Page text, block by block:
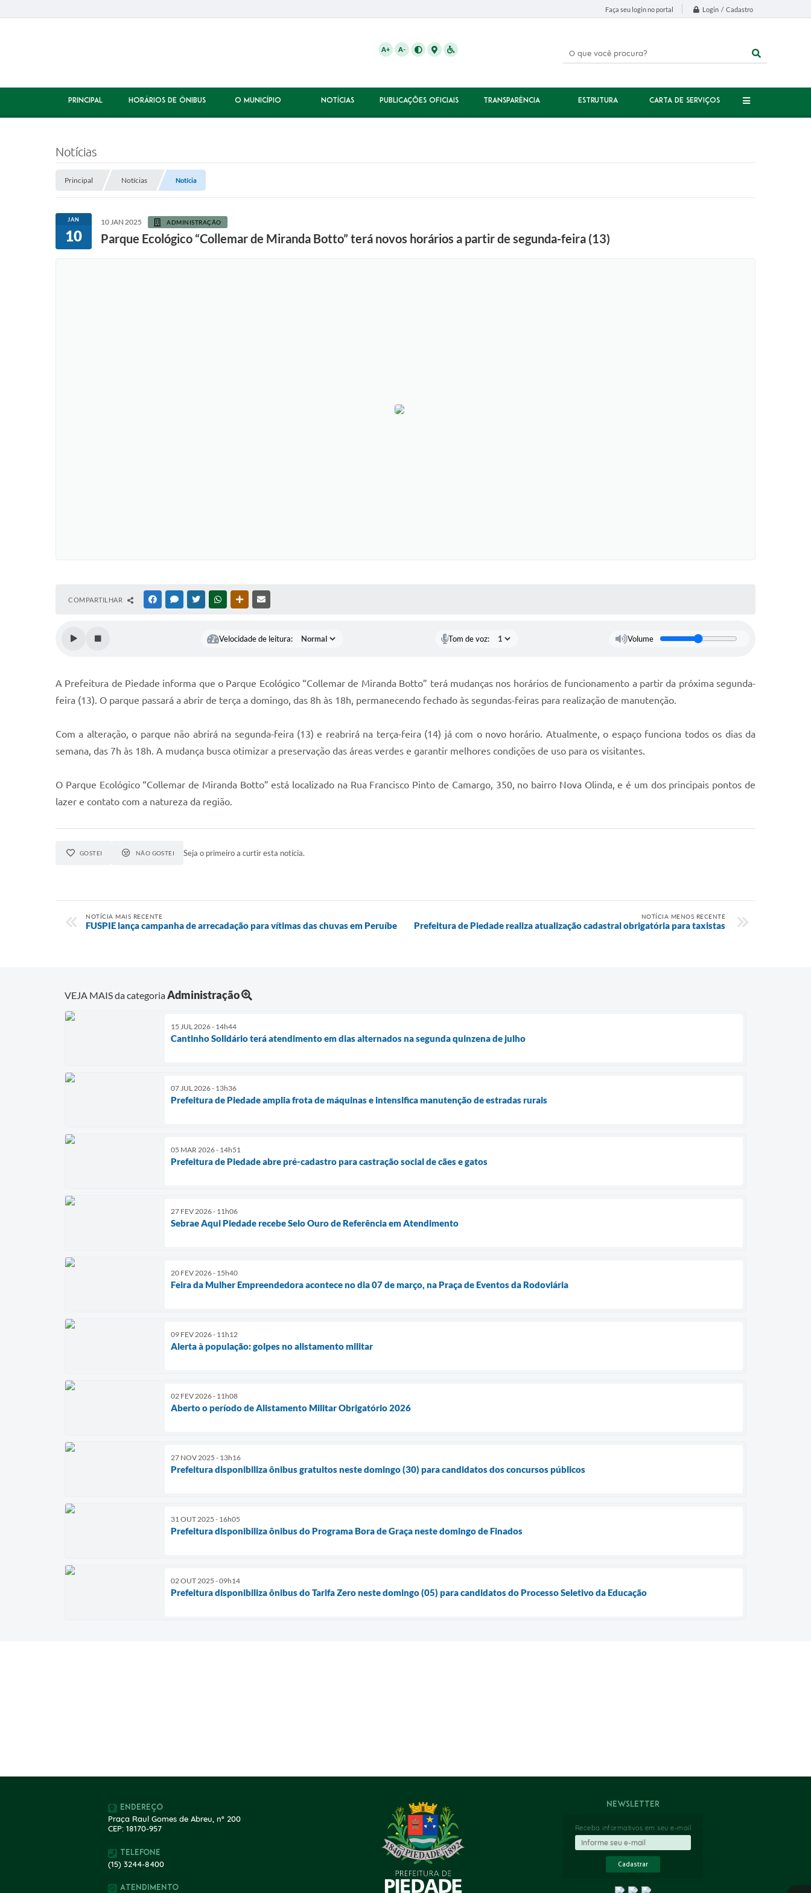
Faça seu login no portal Login / Cadastro
A+ A-
PRINCIPAL HORÁRIOS DE ÔNIBUS O MUNICÍPIO NOTÍCIAS PUBLICAÇÕES OFICIAIS TRANSPARÊNCIA ESTRUTURA CARTA DE SERVIÇOS
Notícias
Principal Notícias Notícia
JAN
10
10 JAN 2025 ADMINISTRAÇÃO
Parque Ecológico “Collemar de Miranda Botto” terá novos horários a partir de segunda-feira (13)
COMPARTILHAR FACEBOOKMESSENGER
TWITTERWHATSAPPOUTRAS MÍDIAS
Velocidade de leitura: Tom de voz: Volume
A Prefeitura de Piedade informa que o Parque Ecológico “Collemar de Miranda Botto” terá mudanças nos horários de funcionamento a partir da próxima segunda-
feira (13). O parque passará a abrir de terça a domingo, das 8h às 18h, permanecendo fechado às segundas-feiras para realização de manutenção.
Com a alteração, o parque não abrirá na segunda-feira (13) e reabrirá na terça-feira (14) já com o novo horário. Atualmente, o espaço funciona todos os dias da
semana, das 7h às 18h. A mudança busca otimizar a preservação das áreas verdes e garantir melhores condições de uso para os visitantes.
O Parque Ecológico “Collemar de Miranda Botto” está localizado na Rua Francisco Pinto de Camargo, 350, no bairro Nova Olinda, e é um dos principais pontos de
lazer e contato com a natureza da região.
GOSTEI NÃO GOSTEI Seja o primeiro a curtir esta notícia.
NOTÍCIA MAIS RECENTE
FUSPIE lança campanha de arrecadação para vítimas das chuvas em Peruíbe
NOTÍCIA MENOS RECENTE
Prefeitura de Piedade realiza atualização cadastral obrigatória para taxistas
VEJA MAIS da categoriaAdministração
15 JUL 2026 - 14h44
Cantinho Solidário terá atendimento em dias alternados na segunda quinzena de julho
07 JUL 2026 - 13h36
Prefeitura de Piedade amplia frota de máquinas e intensifica manutenção de estradas rurais
05 MAR 2026 - 14h51
Prefeitura de Piedade abre pré-cadastro para castração social de cães e gatos
27 FEV 2026 - 11h06
Sebrae Aqui Piedade recebe Selo Ouro de Referência em Atendimento
20 FEV 2026 - 15h40
Feira da Mulher Empreendedora acontece no dia 07 de março, na Praça de Eventos da Rodoviária
09 FEV 2026 - 11h12
Alerta à população: golpes no alistamento militar
02 FEV 2026 - 11h08
Aberto o período de Alistamento Militar Obrigatório 2026
27 NOV 2025 - 13h16
Prefeitura disponibiliza ônibus gratuitos neste domingo (30) para candidatos dos concursos públicos
31 OUT 2025 - 16h05
Prefeitura disponibiliza ônibus do Programa Bora de Graça neste domingo de Finados
02 OUT 2025 - 09h14
Prefeitura disponibiliza ônibus do Tarifa Zero neste domingo (05) para candidatos do Processo Seletivo da Educação
Endereço
Praça Raul Gomes de Abreu, nº 200
CEP: 18170-957
Telefone
(15) 3244-8400
Atendimento
Newsletter
Receba informativos em seu e-mail
Cadastrar